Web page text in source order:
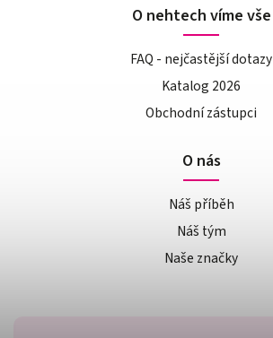
O nehtech víme vše
FAQ - nejčastější dotazy
Katalog 2026
Obchodní zástupci
O nás
Náš příběh
Náš tým
Naše značky